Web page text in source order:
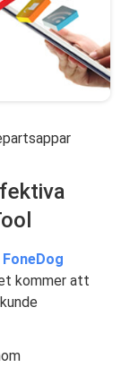
FoneDog
kommer att